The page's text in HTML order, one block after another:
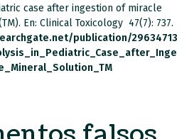
case after ingestion of miracle
En: Clinical Toxicology 47(7): 737.
publication/29634713